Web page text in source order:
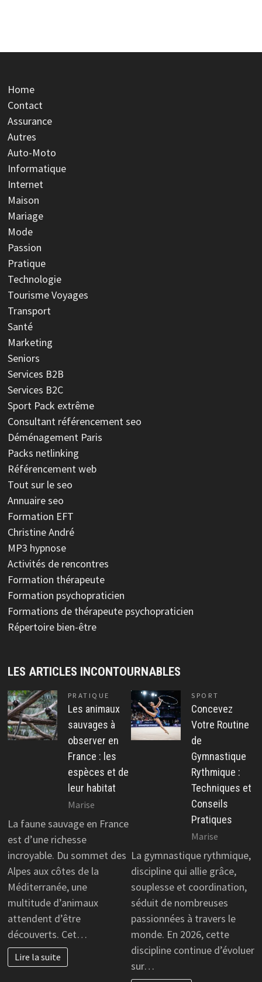
Home
Contact
Assurance
Autres
Auto-Moto
Informatique
Internet
Maison
Mariage
Mode
Passion
Pratique
Technologie
Tourisme Voyages
Transport
Santé
Marketing
Seniors
Services B2B
Services B2C
Sport Pack extrême
Consultant référencement seo
Déménagement Paris
Packs netlinking
Référencement web
Tout sur le seo
Annuaire seo
Formation EFT
Christine André
MP3 hypnose
Activités de rencontres
Formation thérapeute
Formation psychopraticien
Formations de thérapeute psychopraticien
Répertoire bien-être
LES ARTICLES INCONTOURNABLES
PRATIQUE
Les animaux
sauvages à
observer en
France : les
espèces et de
leur habitat
Marise
La faune sauvage en France
est d’une richesse
incroyable. Du sommet des
Alpes aux côtes de la
Méditerranée, une
multitude d’animaux
attendent d’être
découverts. Cet…
Lire la suite
SPORT
Concevez
Votre Routine
de
Gymnastique
Rythmique :
Techniques et
Conseils
Pratiques
Marise
La gymnastique rythmique,
discipline qui allie grâce,
souplesse et coordination,
séduit de nombreuses
passionnées à travers le
monde. En 2026, cette
discipline continue d’évoluer
sur…